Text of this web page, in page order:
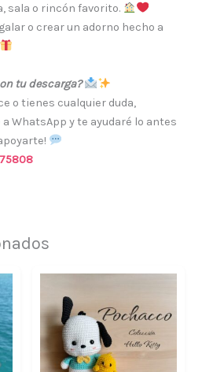
sala o rincón favorito.
o crear un adorno hecho a
tu descarga?
o tienes cualquier duda,
WhatsApp y te ayudaré lo antes